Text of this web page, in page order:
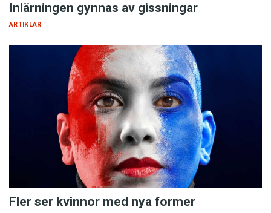
Inlärningen gynnas av gissningar
ARTIKLAR
Fler ser kvinnor med nya former